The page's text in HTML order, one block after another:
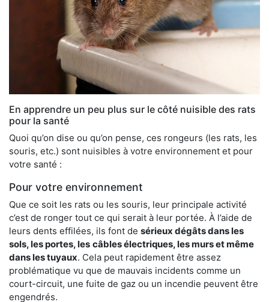
En apprendre un peu plus sur le côté nuisible des rats
pour la santé
Quoi qu’on dise ou qu’on pense, ces rongeurs (les rats, les
souris, etc.) sont nuisibles à votre environnement et pour
votre santé :
Pour votre environnement
Que ce soit les rats ou les souris, leur principale activité
c’est de ronger tout ce qui serait à leur portée. À l’aide de
leurs dents effilées, ils font de sérieux dégâts dans les
sols, les portes, les câbles électriques, les murs et même
dans les tuyaux. Cela peut rapidement être assez
problématique vu que de mauvais incidents comme un
court-circuit, une fuite de gaz ou un incendie peuvent être
engendrés.